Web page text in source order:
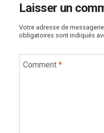
Laisser un
Votre adresse de
obligatoires sont indiqués
Comment *